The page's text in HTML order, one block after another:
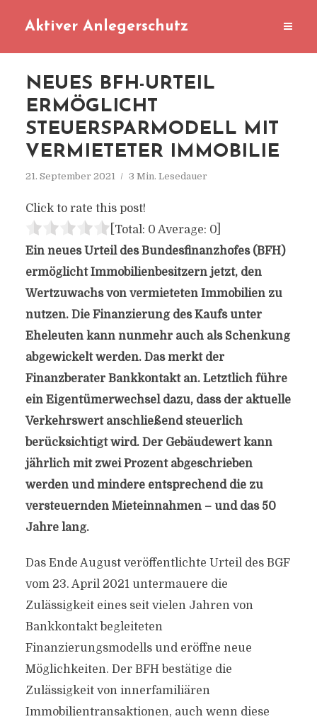
Aktiver Anlegerschutz
NEUES BFH-URTEIL
ERMÖGLICHT
STEUERSPARMODELL MIT
VERMIETETER IMMOBILIE
21. September 2021 3 Min. Lesedauer
Click to rate this post!
[Total: 0 Average: 0]
Ein neues Urteil des Bundesfinanzhofes (BFH)
ermöglicht Immobilienbesitzern jetzt, den
Wertzuwachs von vermieteten Immobilien zu
nutzen. Die Finanzierung des Kaufs unter
Eheleuten kann nunmehr auch als Schenkung
abgewickelt werden. Das merkt der
Finanzberater Bankkontakt an. Letztlich führe
ein Eigentümerwechsel dazu, dass der aktuelle
Verkehrswert anschließend steuerlich
berücksichtigt wird. Der Gebäudewert kann
jährlich mit zwei Prozent abgeschrieben
werden und mindere entsprechend die zu
versteuernden Mieteinnahmen – und das 50
Jahre lang.
Das Ende August veröffentlichte Urteil des BGF
vom 23. April 2021 untermauere die
Zulässigkeit eines seit vielen Jahren von
Bankkontakt begleiteten
Finanzierungsmodells und eröffne neue
Möglichkeiten. Der BFH bestätige die
Zulässigkeit von innerfamiliären
Immobilientransaktionen, auch wenn diese